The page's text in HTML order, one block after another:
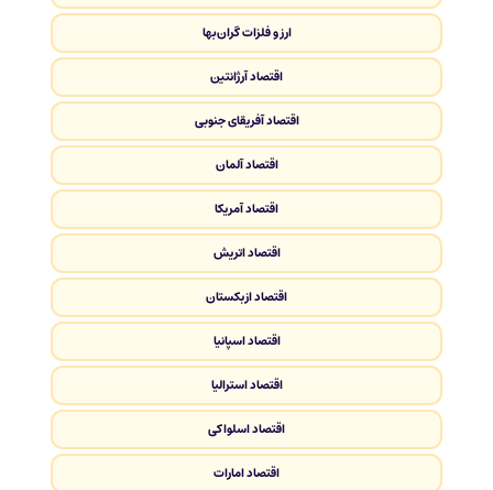
ارز و فلزات گران‌بها
اقتصاد آرژانتین
اقتصاد آفریقای جنوبی
اقتصاد آلمان
اقتصاد آمریکا
اقتصاد اتریش
اقتصاد ازبکستان
اقتصاد اسپانیا
اقتصاد استرالیا
اقتصاد اسلواکی
اقتصاد امارات